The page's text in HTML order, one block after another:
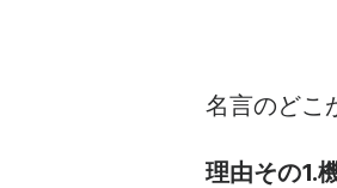
名言のどこ
理由その1.